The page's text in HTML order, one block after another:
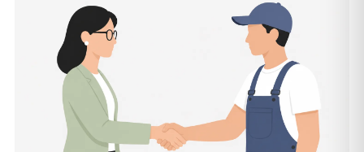
Entrümpler aus Gersfeld zum Vergleichen. Bezahlt wird nur
der Entrümpler, den Sie selbst auswählen.
Was kostet die Entrümpelung einer normalen
Wohnung in Gersfeld?
Für eine durchschnittliche Wohnung mit rund 65 m² liegen
die Kosten in Gersfeld bei etwa 1.840 €, das entspricht im
Schnitt rund 32,8 € je Quadratmeter. Zugänglichkeit
(Etage, Aufzug), Menge und Sperrmüllanteil verschieben